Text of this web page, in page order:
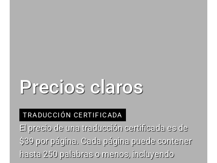
Precios claros
TRADUCCIÓN CERTIFICADA
El precio de una traducción certificada es de
$39 por página. Cada página puede contener
hasta 250 palabras o menos, incluyendo